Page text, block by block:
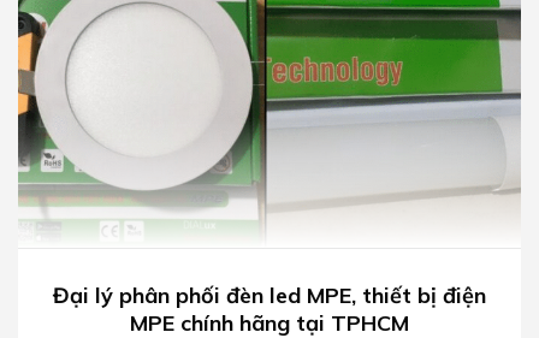
Đại lý phân phối đèn led MPE, thiết bị điện
MPE chính hãng tại TPHCM